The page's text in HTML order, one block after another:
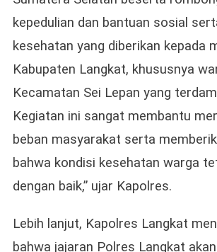
kepedulian dan bantuan sosial
kesehatan yang diberikan kepada
Kabupaten Langkat, khususnya
Kecamatan Sei Lepan yang
Kegiatan ini sangat membantu
beban masyarakat serta
bahwa kondisi kesehatan warga
dengan baik,” ujar Kapolres.
Lebih lanjut, Kapolres Langkat
bahwa jajaran Polres Langkat